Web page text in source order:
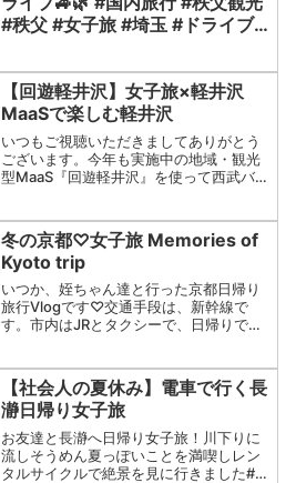
#秩父 #女子旅 #埼玉 #ドライブ #
【回遊軽井沢】女子旅×軽井沢
MaaSで楽しむ軽井沢
いつもご視聴いただきましてありがとう
ございます。今年も実施中の地域・観光
型MaaS『回遊軽井沢』を使って西武バス
ィビティもお買い物も♪夏だけじゃな
い！ 空気が澄んだ冬...
冬の京都♡女子旅 Memories of
Kyoto trip
いつか、姪ちゃん達と行った京都日帰り
旅行Vlogです♡交通手段は、新幹線で
す。市内はJRとタクシーで、日帰りです
駅のイルミネーションや飲食店も行けて
存分に楽しめました♪...
【社会人の夏休み】電車で行く長
瀞日帰り女子旅
お友達と長瀞へ日帰り女子旅！川下りに
流しそうめん夏っぽいことを満喫しレン
タルサイクルで絶景を見に行きました#女